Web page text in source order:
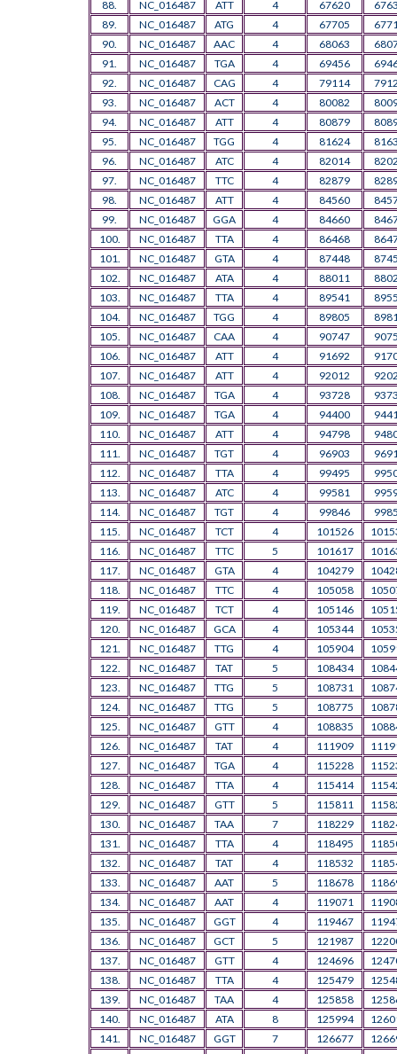
88.
NC_016487 ATT 4 67620
89.
NC_016487 ATG 4 67705
90.
NC_016487 AAC 4 68063
91.
NC_016487 TGA 4 69456
92.
NC_016487 CAG 4 79114
93.
NC_016487 ACT 4 80082
94.
NC_016487 ATT 4 80879
95.
NC_016487 TGG 4 81624
96.
NC_016487 ATC 4 82014
97.
NC_016487 TTC 4 82879
98.
NC_016487 ATT 4 84560
99.
NC_016487 GGA 4 84660
100.
NC_016487 TTA 4 86468
101.
NC_016487 GTA 4 87448
102.
NC_016487 ATA 4 88011
103.
NC_016487 TTA 4 89541
104.
NC_016487 TGG 4 89805
105.
NC_016487 CAA 4 90747
106.
NC_016487 ATT 4 91692
107.
NC_016487 ATT 4 92012
108.
NC_016487 TGA 4 93728
109.
NC_016487 TGA 4 94400
110.
NC_016487 ATT 4 94798
111.
NC_016487 TGT 4 96903
112.
NC_016487 TTA 4 99495
113.
NC_016487 ATC 4 99581
114.
NC_016487 TGT 4 99846
115.
NC_016487 TCT 4 101526
116.
NC_016487 TTC 5 101617
117.
NC_016487 GTA 4 104279
118.
NC_016487 TTC 4 105058
119.
NC_016487 TCT 4 105146
120.
NC_016487 GCA 4 105344
121.
NC_016487 TTG 4 105904
122.
NC_016487 TAT 5 108434
123.
NC_016487 TTG 5 108731
124.
NC_016487 TTG 5 108775
125.
NC_016487 GTT 4 108835
126.
NC_016487 TAT 4 111909
127.
NC_016487 TGA 4 115228
128.
NC_016487 TTA 4 115414
129.
NC_016487 GTT 5 115811
130.
NC_016487 TAA 7 118229
131.
NC_016487 TTA 4 118495
132.
NC_016487 TAT 4 118532
133.
NC_016487 AAT 5 118678
134.
NC_016487 AAT 4 119071
135.
NC_016487 GGT 4 119467
136.
NC_016487 GCT 5 121987
137.
NC_016487 GTT 4 124696
138.
NC_016487 TTA 4 125479
139.
NC_016487 TAA 4 125858
140.
NC_016487 ATA 8 125994
141.
NC_016487 GGT 7 126677